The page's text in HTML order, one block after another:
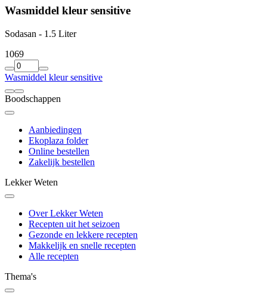
Wasmiddel kleur sensitive
Sodasan - 1.5 Liter
1069
Wasmiddel kleur sensitive
Boodschappen
Aanbiedingen
Ekoplaza folder
Online bestellen
Zakelijk bestellen
Lekker Weten
Over Lekker Weten
Recepten uit het seizoen
Gezonde en lekkere recepten
Makkelijk en snelle recepten
Alle recepten
Thema's